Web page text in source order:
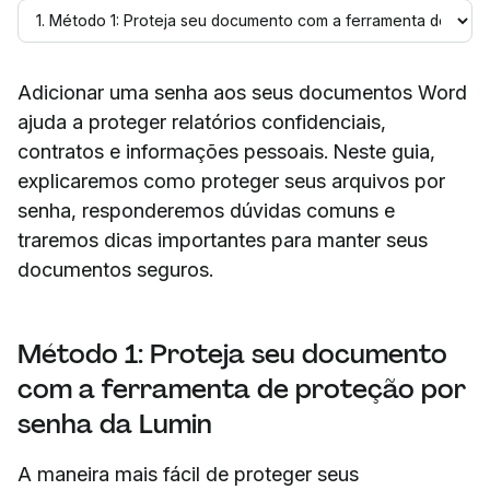
Adicionar uma senha aos seus documentos Word
ajuda a proteger relatórios confidenciais,
contratos e informações pessoais. Neste guia,
explicaremos como proteger seus arquivos por
senha, responderemos dúvidas comuns e
traremos dicas importantes para manter seus
documentos seguros.
Método 1: Proteja seu documento
com a ferramenta de proteção por
senha da Lumin
A maneira mais fácil de proteger seus